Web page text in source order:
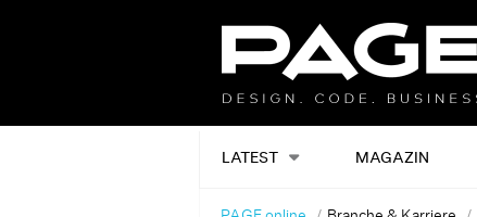
LATEST MAGAZIN